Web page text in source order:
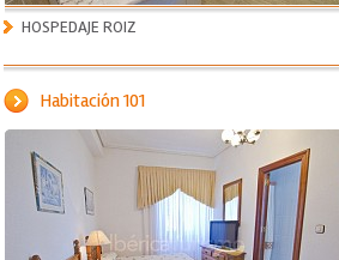
HOSPEDAJE ROIZ
Habitación 101